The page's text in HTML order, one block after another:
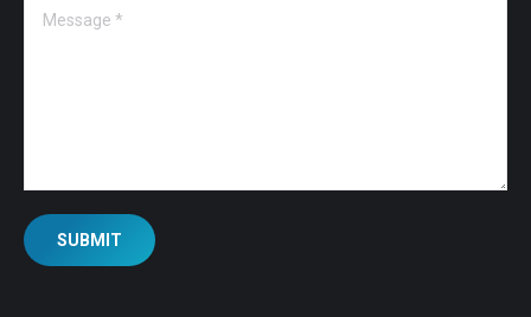
Message *
SUBMIT